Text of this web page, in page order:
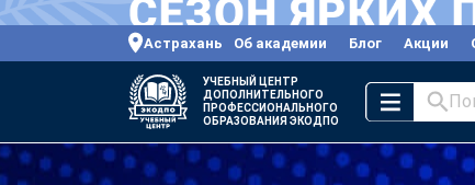
Астрахань Об академии Блог Акции
УЧЕБНЫЙ ЦЕНТР
ДОПОЛНИТЕЛЬНОГО
ПРОФЕССИОНАЛЬНОГО
ОБРАЗОВАНИЯ ЭКОДПО